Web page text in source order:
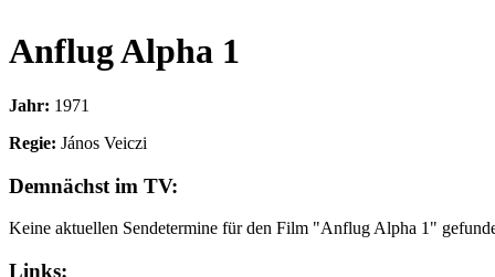
Anflug Alpha 1
Jahr: 1971
Regie: János Veiczi
Demnächst im TV:
Keine aktuellen Sendetermine für den Film "Anflug Alpha 1"
Links: